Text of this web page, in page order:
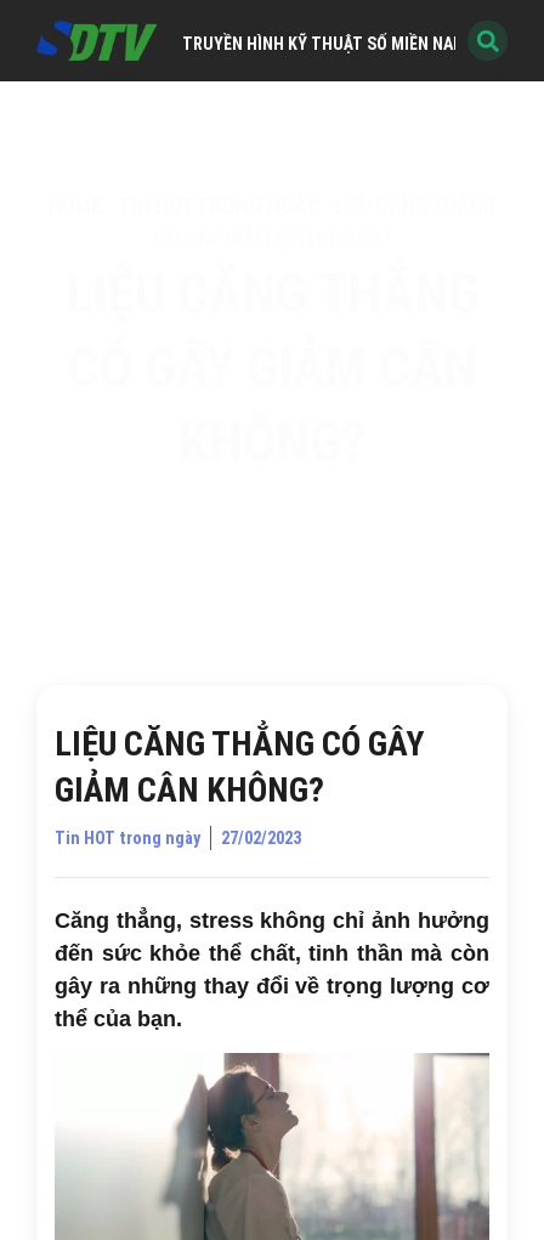
TRUYỀN HÌNH KỸ THUẬT SỐ MIỀN NAM
LIỆU CĂNG THẲNG CÓ GÂY
GIẢM CÂN KHÔNG?
Tin HOT trong ngày 27/02/2023
Căng thẳng, stress không chỉ ảnh hưởng
đến sức khỏe thể chất, tinh thần mà còn
gây ra những thay đổi về trọng lượng cơ
thể của bạn.